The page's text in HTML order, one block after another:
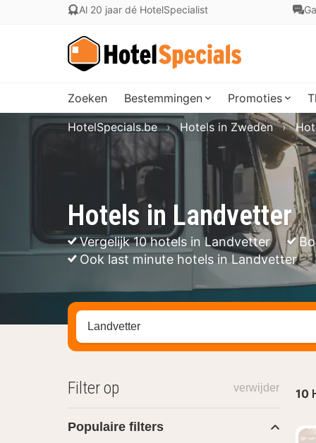
Al 20 jaar dé HotelSpecialist
Zoeken Bestemmingen Promoties
Hotels in Landvetter
Vergelijk 10 hotels in Landvetter
Ook last minute hotels in Landvetter
HotelSpecials.be Hotels in Zweden
Zoek op hotel, regio of stad
10
Filter op verwijder
Populaire filters